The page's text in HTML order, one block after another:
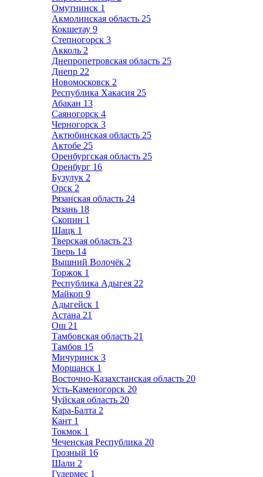
Омутнинск 1
Акмолинская область 25
Кокшетау 9
Степногорск 3
Акколь 2
Днепропетровская область 25
Днепр 22
Новомосковск 2
Республика Хакасия 25
Абакан 13
Саяногорск 4
Черногорск 3
Актюбинская область 25
Актобе 25
Оренбургская область 25
Оренбург 16
Бузулук 2
Орск 2
Рязанская область 24
Рязань 18
Скопин 1
Шацк 1
Тверская область 23
Тверь 14
Вышний Волочёк 2
Торжок 1
Республика Адыгея 22
Майкоп 9
Адыгейск 1
Астана 21
Ош 21
Тамбовская область 21
Тамбов 15
Мичуринск 3
Моршанск 1
Восточно-Казахстанская область 20
Усть-Каменогорск 20
Чуйская область 20
Кара-Балта 2
Кант 1
Токмок 1
Чеченская Республика 20
Грозный 16
Шали 2
Гудермес 1